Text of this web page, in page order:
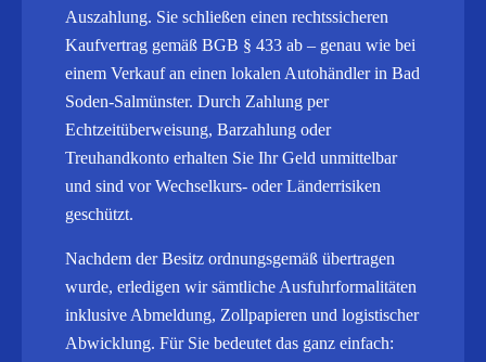
Auszahlung. Sie schließen einen rechtssicheren
Kaufvertrag gemäß BGB § 433 ab – genau wie bei
einem Verkauf an einen lokalen Autohändler in Bad
Soden-Salmünster. Durch Zahlung per
Echtzeitüberweisung, Barzahlung oder
Treuhandkonto erhalten Sie Ihr Geld unmittelbar
und sind vor Wechselkurs- oder Länderrisiken
geschützt.
Nachdem der Besitz ordnungsgemäß übertragen
wurde, erledigen wir sämtliche Ausfuhrformalitäten
inklusive Abmeldung, Zollpapieren und logistischer
Abwicklung. Für Sie bedeutet das ganz einfach: